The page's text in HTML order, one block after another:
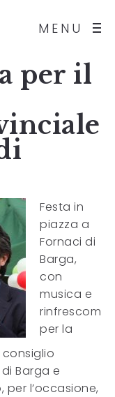
MENU
per il
Festa in
piazza a
Fornaci di
Barga,
con
musica e
rinfrescom
per la
Barga e
per l’occasione,